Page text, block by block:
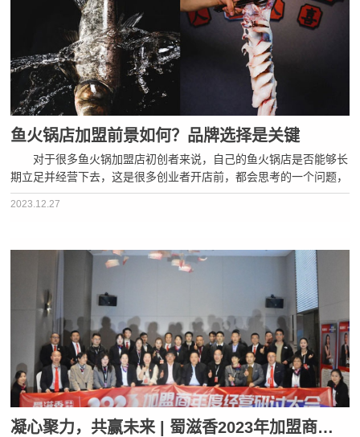
鱼火锅店加盟前景如何？品牌选择是关键
对于很多鱼火锅加盟店初创者来说，自己的鱼火锅店是否能够长
期立足并经营下去，这是很多创业者开店前，都会思考的一个问题，
鱼火锅店的成败，取决于鱼火锅的味道，环境，服务，以及店铺的位
2023.12.27
凝心聚力，共赢未来 | 蜀滋香2023年加盟商年度经营研讨大会圆满成功！